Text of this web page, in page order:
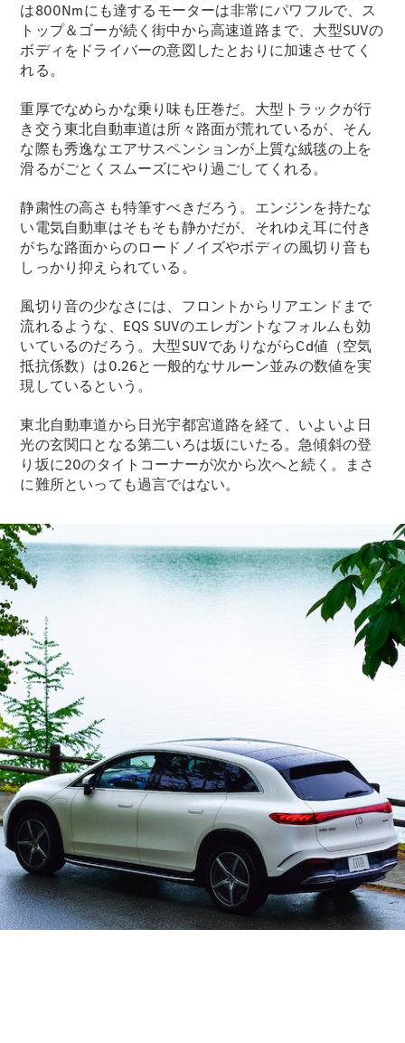
歴史とブラ
ンド
Mercedes-
Maybach
ALL TIME
STARS
Class
テクノロ
ジー
コンセプト
カー
サステナビ
リティ
CSR
フェア・イ
ベント キャ
ンペーン
Mercedes-
Benz LIVE!
Mercedes-
は800Nmにも達するモーターは非常にパワフルで、ス
トップ＆ゴーが続く街中から高速道路まで、大型SUVの
ボディをドライバーの意図したとおりに加速させてく
れる。
重厚でなめらかな乗り味も圧巻だ。大型トラックが行
き交う東北自動車道は所々路面が荒れているが、そん
な際も秀逸なエアサスペンションが上質な絨毯の上を
滑るがごとくスムーズにやり過ごしてくれる。
静粛性の高さも特筆すべきだろう。エンジンを持たな
い電気自動車はそもそも静かだが、それゆえ耳に付き
がちな路面からのロードノイズやボディの風切り音も
しっかり抑えられている。
風切り音の少なさには、フロントからリアエンドまで
流れるような、EQS SUVのエレガントなフォルムも効
いているのだろう。大型SUVでありながらCd値（空気
抵抗係数）は0.26と一般的なサルーン並みの数値を実
現しているという。
東北自動車道から日光宇都宮道路を経て、いよいよ日
光の玄関口となる第二いろは坂にいたる。急傾斜の登
り坂に20のタイトコーナーが次から次へと続く。まさ
に難所といっても過言ではない。